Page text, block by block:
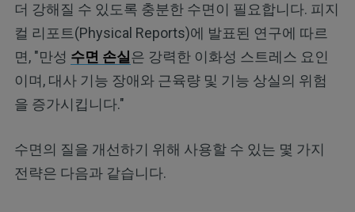
더 강해질 수 있도록 충분한 수면이 필요합니다. 피지
컬 리포트(Physical Reports)에 발표된 연구에 따르
면, "만성 수면 손실 은 강력한 이화성 스트레스 요인
이며, 대사 기능 장애와 근육량 및 기능 상실의 위험
을 증가시킵니다."
수면의 질을 개선하기 위해 사용할 수 있는 몇 가지
전략은 다음과 같습니다.